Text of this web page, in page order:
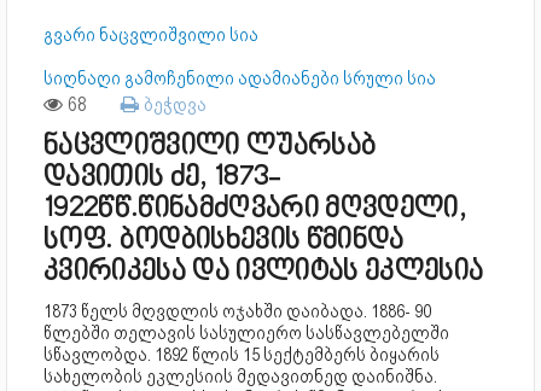
გვარი ნაცვლიშვილი სია
სიღნაღი გამოჩენილი ადამიანები სრული სია
68 ბეჭდვა
ნაცვლიშვილი ლუარსაბ
დავითის ძე, 1873-
1922წწ.წინამძღვარი მღვდელი,
სოფ. ბოდბისხევის წმინდა
კვირიკესა და ივლიტას ეკლესია
1873 წელს მღვდლის ოჯახში დაიბადა. 1886- 90
წლებში თელავის სასულიერო სასწავლებელში
სწავლობდა. 1892 წლის 15 სექტემბერს ბიყარის
სახელობის ეკლესიის მედავითნედ დაინიშნა.